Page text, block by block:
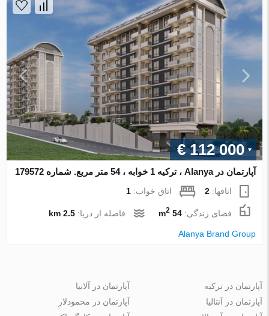
€ 112 000
آپارتمان در Alanya ، ترکیه 1 خوابه ، 54 متر مربع. شماره 179572
اتاقها:2 اتاق خواب:1
فضای زندگی:54 m
2 فاصله از دریا:2.5 km
Alanya Brand Group
آپارتمان در ترکیه
آپارتمان در آنتالیا
آپارتمان در آلانیا
آپارتمان در محمودلار